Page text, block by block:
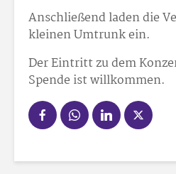
Anschließend laden die
kleinen Umtrunk ein.
Der Eintritt zu dem
Spende ist willkommen.